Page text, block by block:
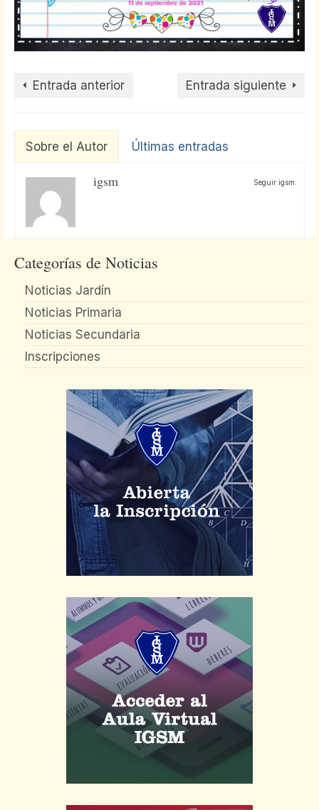
Entrada anterior Entrada siguiente
Sobre el Autor Últimas entradas
Seguir igsm:
igsm
Categorías de Noticias
Noticias Jardín
Noticias Primaria
Noticias Secundaria
Inscripciones